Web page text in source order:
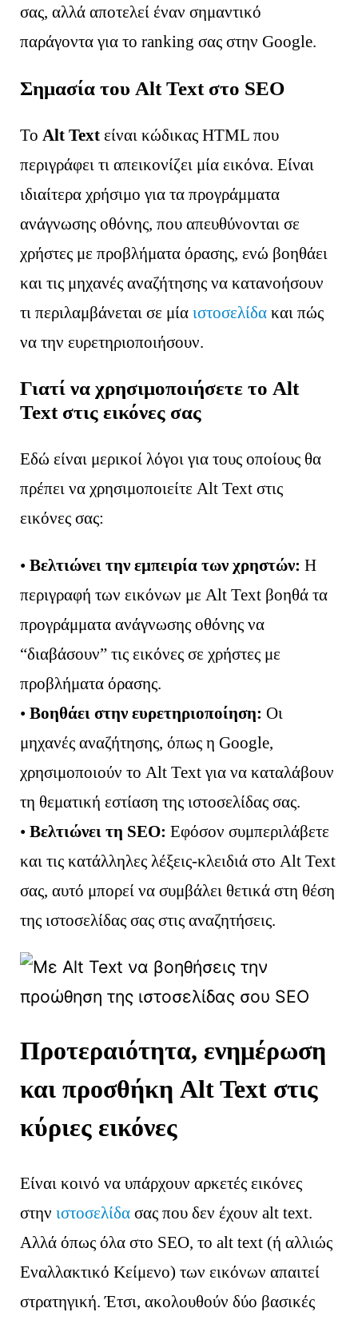
σας, αλλά αποτελεί έναν σημαντικό
παράγοντα για το ranking σας στην Google.
Σημασία του Alt Text στο SEO
Το Alt Text είναι κώδικας HTML που
περιγράφει τι απεικονίζει μία εικόνα. Είναι
ιδιαίτερα χρήσιμο για τα προγράμματα
ανάγνωσης οθόνης, που απευθύνονται σε
χρήστες με προβλήματα όρασης, ενώ βοηθάει
και τις μηχανές αναζήτησης να κατανοήσουν
τι περιλαμβάνεται σε μίαιστοσελίδα και πώς
να την ευρετηριοποιήσουν.
Γιατί να χρησιμοποιήσετε το Alt
Text στις εικόνες σας
Εδώ είναι μερικοί λόγοι για τους οποίους θα
πρέπει να χρησιμοποιείτε Alt Text στις
εικόνες σας:
•Βελτιώνει την εμπειρία των χρηστών: Η
περιγραφή των εικόνων με Alt Text βοηθά τα
προγράμματα ανάγνωσης οθόνης να
“διαβάσουν” τις εικόνες σε χρήστες με
προβλήματα όρασης.
•Βοηθάει στην ευρετηριοποίηση: Οι
μηχανές αναζήτησης, όπως η Google,
χρησιμοποιούν το Alt Text για να καταλάβουν
τη θεματική εστίαση της ιστοσελίδας σας.
•Βελτιώνει τη SEO: Εφόσον συμπεριλάβετε
και τις κατάλληλες λέξεις-κλειδιά στο Alt Text
σας, αυτό μπορεί να συμβάλει θετικά στη θέση
της ιστοσελίδας σας στις αναζητήσεις.
Προτεραιότητα, ενημέρωση
και προσθήκη Alt Text στις
κύριες εικόνες
Είναι κοινό να υπάρχουν αρκετές εικόνες
στηνιστοσελίδα σας που δεν έχουν alt text.
Αλλά όπως όλα στο SEO, το alt text (ή αλλιώς
Εναλλακτικό Κείμενο) των εικόνων απαιτεί
στρατηγική. Έτσι, ακολουθούν δύο βασικές